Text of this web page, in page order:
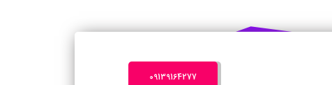
‎09139164277